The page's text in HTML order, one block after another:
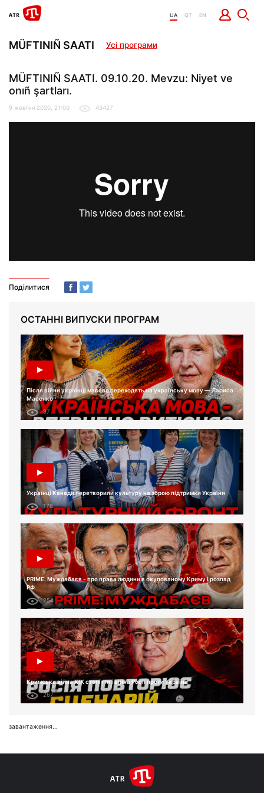
UA QT EN
MÜFTINIÑ SAATI Усі програми
MÜFTINIÑ SAATI. 09.10.20. Mevzu: Niyet ve
onıñ şartları.
9 жовтня 2020, 21:00 43427
Поділитися
ОСТАННІ ВИПУСКИ ПРОГРАМ
Після війни українці масово переходять на українську мову — Лариса
Масенко
97
Українці Канади перетворили культуру на зброю підтримки України
176
PRIME: Муждабаєв - про права людини в окупованому Криму і розпад
РФ
254
Кримська війна XIX століття і війна Росії проти України
267
завантаження...